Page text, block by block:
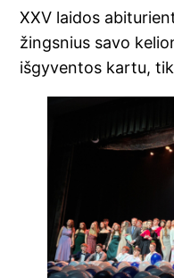
XXV laidos
žingsnius savo
išgyventos kartu,